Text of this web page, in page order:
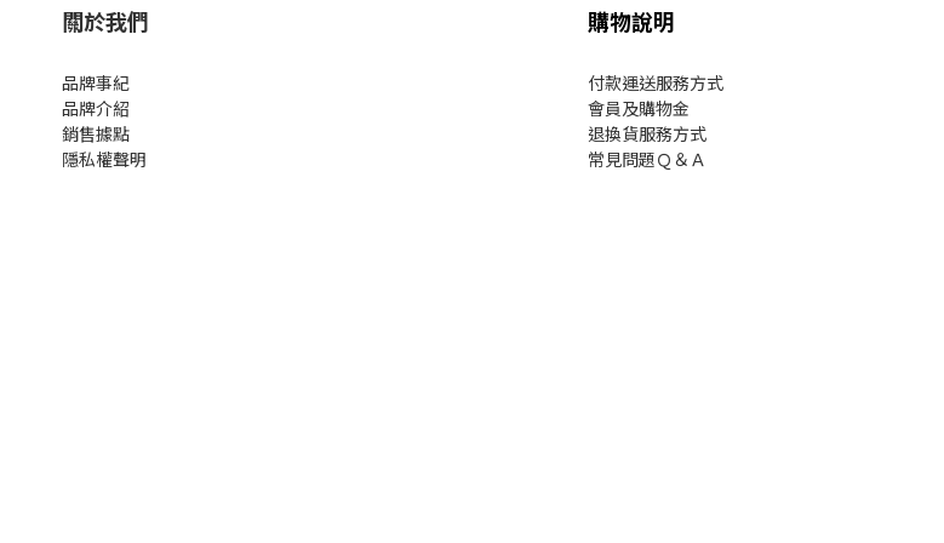
關於我們
品牌事紀
品牌介紹
銷售據點
隱私權聲明
購物說明
付款運送服務方式
會員及購物金
退換貨服務方式
常見問題Ｑ＆Ａ